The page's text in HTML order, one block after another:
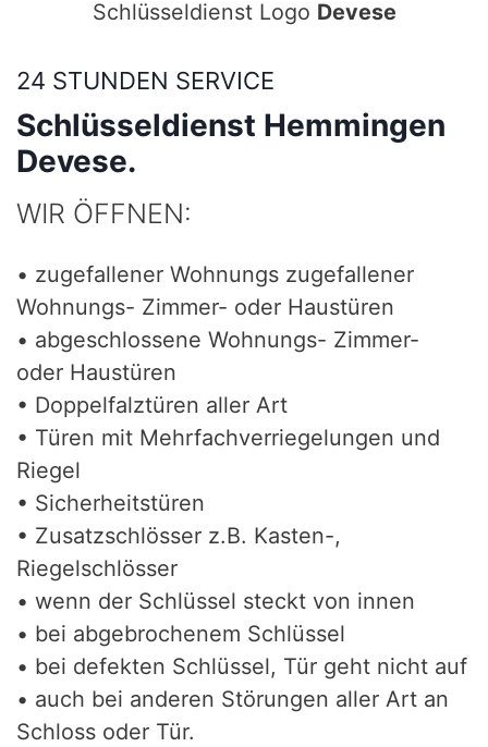
Schlüsseldienst Logo Devese
24 STUNDEN SERVICE
Schlüsseldienst Hemmingen
Devese.
WIR ÖFFNEN:
• zugefallener Wohnungs zugefallener
Wohnungs- Zimmer- oder Haustüren
• abgeschlossene Wohnungs- Zimmer-
oder Haustüren
• Doppelfalztüren aller Art
• Türen mit Mehrfachverriegelungen und
Riegel
• Sicherheitstüren
• Zusatzschlösser z.B. Kasten-,
Riegelschlösser
• wenn der Schlüssel steckt von innen
• bei abgebrochenem Schlüssel
• bei defekten Schlüssel, Tür geht nicht auf
• auch bei anderen Störungen aller Art an
Schloss oder Tür.